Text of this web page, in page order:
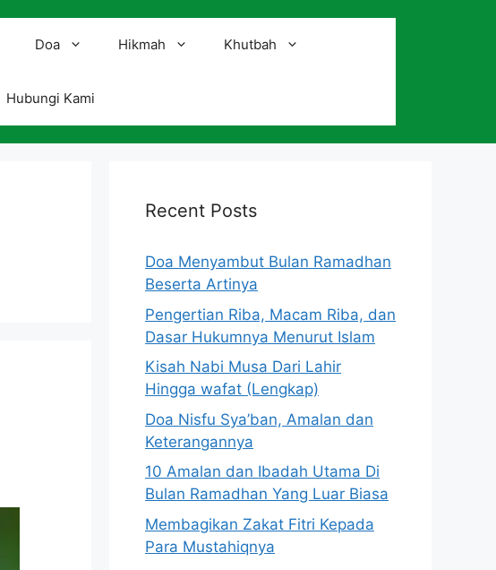
Doa Hikmah Khutbah
Hubungi Kami
Recent Posts
Doa Menyambut Bulan Ramadhan
Beserta Artinya
Pengertian Riba, Macam Riba, dan
Dasar Hukumnya Menurut Islam
Kisah Nabi Musa Dari Lahir
Hingga wafat (Lengkap)
Doa Nisfu Sya’ban, Amalan dan
Keterangannya
10 Amalan dan Ibadah Utama Di
Bulan Ramadhan Yang Luar Biasa
Membagikan Zakat Fitri Kepada
Para Mustahiqnya